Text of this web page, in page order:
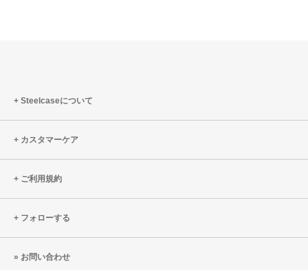
Steelcaseについて
カスタマーケア
ご利用規約
フォローする
お問い合わせ